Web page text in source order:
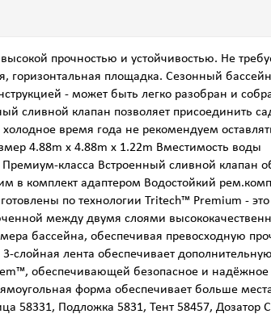
прочностью и устойчивостью. Не
горизонтальная площадка. Сезонный
- может быть легко разобран и
сливной клапан позволяет присоединить
время года не рекомендуем
4.88m x 4.88m x 1.22m Вместимость воды
класса Встроенный сливной клапан
в комплект адаптером Водостойкий
по технологии Tritech™ Premium -
между двумя слоями
бассейна, обеспечивая превосходную
лента обеспечивает
обеспечивающей безопасное и
форма обеспечивает больше
58331, Подложка 5831, Тент 58457, Дозатор